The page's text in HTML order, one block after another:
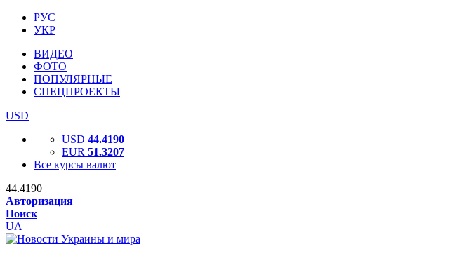
РУС
УКР
ВИДЕО
ФОТО
ПОПУЛЯРНЫЕ
СПЕЦПРОЕКТЫ
USD
USD 44.4190
EUR 51.3207
Все курсы валют
44.4190
Авторизация
Поиск
UA